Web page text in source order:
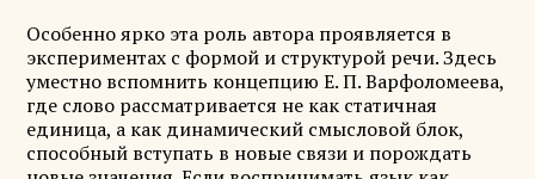
Особенно ярко эта роль автора проявляется в
экспериментах с формой и структурой речи. Здесь
уместно вспомнить концепцию Е. П. Варфоломеева,
где слово рассматривается не как статичная
единица, а как динамический смысловой блок,
способный вступать в новые связи и порождать